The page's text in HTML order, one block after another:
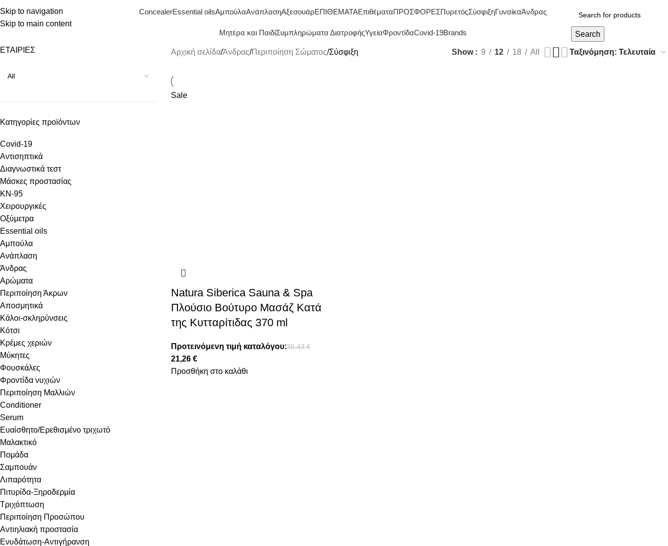
Skip to navigation
Skip to main content
ConcealerEssential oilsΑμπούλαΑνάπλασηΑξεσουάρΕΠΙΘΕΜΑΤΑΕπιθέματαΠΡΟΣΦΟΡΕΣΠυρετόςΣύσφιξηΓυναίκαΆνδρας
Μητέρα και ΠαιδίΣυμπληρώματα ΔιατροφήςΥγείαΦροντίδαCovid-19Brands
Search
ΕΤΑΙΡΙΕΣ
Κατηγορίες προϊόντων
Covid-19
Αντισηπτικά
Διαγνωστικά τεστ
Μάσκες προστασίας
KN-95
Χειρουργικές
Οξύμετρα
Essential oils
Αμπούλα
Ανάπλαση
Άνδρας
Αρώματα
Περιποίηση Άκρων
Αποσμητικά
Κάλοι-σκληρύνσεις
Κότσι
Κρέμες χεριών
Μύκητες
Φουσκάλες
Φροντίδα νυχιών
Περιποίηση Μαλλιών
Conditioner
Serum
Ευαίσθητο/Ερεθισμένο τριχωτό
Μαλακτικό
Πομάδα
Σαμπουάν
Λιπαρότητα
Πιτυρίδα-Ξηροδερμία
Τριχόπτωση
Περιποίηση Προσώπου
Αντιηλιακή προστασία
Ενυδάτωση-Αντιγήρανση
Αρχική σελίδα Άνδρας Περιποίηση Σώματος Σύσφιξη Show 9 12 18 All
Sale
Natura Siberica Sauna & Spa
Πλούσιο Βούτυρο Μασάζ Κατά
της Κυτταρίτιδας 370 ml
Προτεινόμενη τιμή καταλόγου:35,43€
21,26 €
Προσθήκη στο καλάθι